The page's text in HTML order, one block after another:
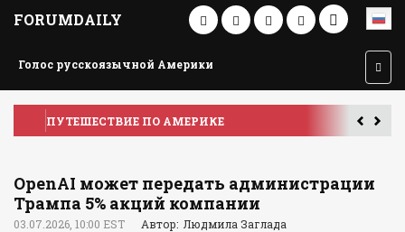
FORUMDAILY
Голос русскоязычной Америки
ПУТЕШЕСТВИЕ ПО АМЕРИКЕ
OpenAI может передать администрации
Трампа 5% акций компании
03.07.2026, 10:00 EST Автор: Людмила Заглада